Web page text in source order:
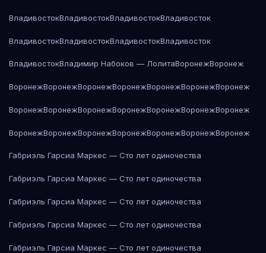
ВладивостокВладивостокВладивостокВладивосток
ВладивостокВладивостокВладивостокВладивосток
ВладивостокВладимир Набоков — ЛолитаВоронежВоронеж
ВоронежВоронежВоронежВоронежВоронежВоронежВоронеж
ВоронежВоронежВоронежВоронежВоронежВоронежВоронеж
ВоронежВоронежВоронежВоронежВоронежВоронежВоронеж
Габриэль Гарсиа Маркес — Сто лет одиночества
Габриэль Гарсиа Маркес — Сто лет одиночества
Габриэль Гарсиа Маркес — Сто лет одиночества
Габриэль Гарсиа Маркес — Сто лет одиночества
Габриэль Гарсиа Маркес — Сто лет одиночества